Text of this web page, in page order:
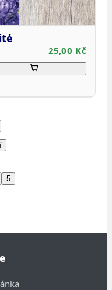
25,00 Kč
5